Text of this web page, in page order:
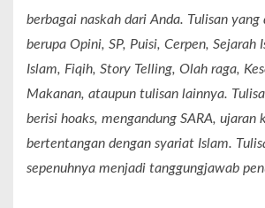
berbagai naskah dari Anda. Tulisan
berupa Opini, SP, Puisi, Cerpen, Sejarah
Islam, Fiqih, Story Telling, Olah raga,
Makanan, ataupun tulisan lainnya.
berisi hoaks, mengandung SARA, ujaran
bertentangan dengan syariat Islam.
sepenuhnya menjadi tanggungjawab